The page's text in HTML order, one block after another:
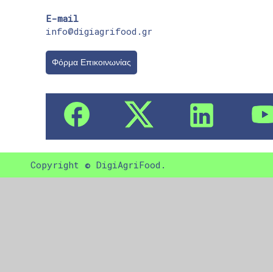
E-mail
info@digiagrifood.gr
Φόρμα Επικοινωνίας
Copyright © DigiAgriFood.